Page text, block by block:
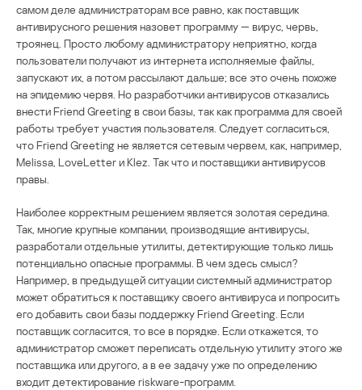
самом деле администраторам все равно, как поставщик
антивирусного решения назовет программу — вирус, червь,
троянец. Просто любому администратору неприятно, когда
пользователи получают из интернета исполняемые файлы,
запускают их, а потом рассылают дальше; все это очень похоже
на эпидемию червя. Но разработчики антивирусов отказались
внести Friend Greeting в свои базы, так как программа для своей
работы требует участия пользователя. Следует согласиться,
что Friend Greeting не является сетевым червем, как, например,
Melissa, LoveLetter и Klez. Так что и поставщики антивирусов
правы.
Наиболее корректным решением является золотая середина.
Так, многие крупные компании, производящие антивирусы,
разработали отдельные утилиты, детектирующие только лишь
потенциально опасные программы. В чем здесь смысл?
Например, в предыдущей ситуации системный администратор
может обратиться к поставщику своего антивируса и попросить
его добавить свои базы поддержку Friend Greeting. Если
поставщик согласится, то все в порядке. Если откажется, то
администратор сможет переписать отдельную утилиту этого же
поставщика или другого, а в ее задачу уже по определению
входит детектирование riskware-программ.